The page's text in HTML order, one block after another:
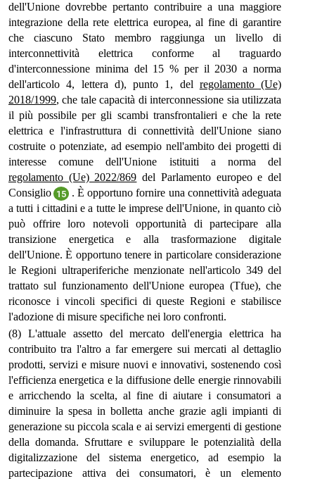
dell'Unione dovrebbe pertanto contribuire a una maggiore
integrazione della rete elettrica europea, al fine di garantire
che ciascuno Stato membro raggiunga un livello di
interconnettività elettrica conforme al traguardo
d'interconnessione minima del 15 % per il 2030 a norma
dell'articolo 4, lettera d), punto 1, del regolamento (Ue)
2018/1999, che tale capacità di interconnessione sia utilizzata
il più possibile per gli scambi transfrontalieri e che la rete
elettrica e l'infrastruttura di connettività dell'Unione siano
costruite o potenziate, ad esempio nell'ambito dei progetti di
interesse comune dell'Unione istituiti a norma del
regolamento (Ue) 2022/869 del Parlamento europeo e del
Consiglio 15 . È opportuno fornire una connettività adeguata
a tutti i cittadini e a tutte le imprese dell'Unione, in quanto ciò
può offrire loro notevoli opportunità di partecipare alla
transizione energetica e alla trasformazione digitale
dell'Unione. È opportuno tenere in particolare considerazione
le Regioni ultraperiferiche menzionate nell'articolo 349 del
trattato sul funzionamento dell'Unione europea (Tfue), che
riconosce i vincoli specifici di queste Regioni e stabilisce
l'adozione di misure specifiche nei loro confronti.
(8) L'attuale assetto del mercato dell'energia elettrica ha
contribuito tra l'altro a far emergere sui mercati al dettaglio
prodotti, servizi e misure nuovi e innovativi, sostenendo così
l'efficienza energetica e la diffusione delle energie rinnovabili
e arricchendo la scelta, al fine di aiutare i consumatori a
diminuire la spesa in bolletta anche grazie agli impianti di
generazione su piccola scala e ai servizi emergenti di gestione
della domanda. Sfruttare e sviluppare le potenzialità della
digitalizzazione del sistema energetico, ad esempio la
partecipazione attiva dei consumatori, è un elemento